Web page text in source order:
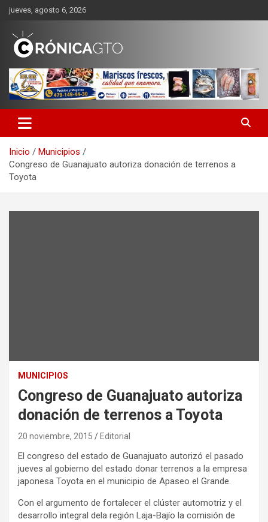
Saltar
contenido
jueves, agosto 6, 2026
CRONICA GUANAJUATO
Inicio
Municipios
Congreso de Guanajuato autoriza donación de terrenos a
Toyota
MUNICIPIOS
Congreso de Guanajuato autoriza
donación de terrenos a Toyota
20 noviembre, 2015 Editorial
El congreso del estado de Guanajuato autorizó el pasado
jueves al gobierno del estado donar terrenos a la empresa
japonesa Toyota en el municipio de Apaseo el Grande.
Con el argumento de fortalecer el clúster automotriz y el
desarrollo integral dela región Laja-Bajío la comisión de